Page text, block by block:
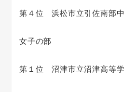
第４位 浜松市立引佐南部
女子の部
第１位 沼津市立沼津高等